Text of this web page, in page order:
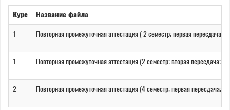
Курс
Название файла
1
Повторная промежуточная аттестация ( 2 семестр; первая
1 Повторная промежуточная аттестация (2 семестр; вторая пересдача;
2 Повторная промежуточная аттестация (4 семестр; первая